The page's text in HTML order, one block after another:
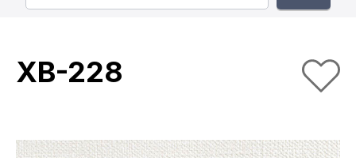
お気に入り
商品を探す
XB-228